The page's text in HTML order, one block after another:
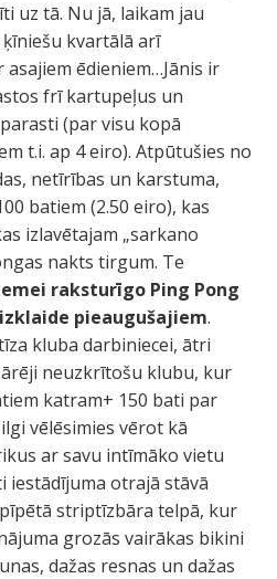
uz tā. Nu jā, laikam jau
kvartālā arī
ēdieniem…Jānis ir
frī kartupeļus un
(par visu kopā
t.i. ap 4 eiro). Atpūtušies no
netīrības un karstuma,
batiem (2.50 eiro), kas
izlavētajam „sarkano
nakts tirgum. Te
raksturīgo Ping Pong
pieaugušajiem.
kluba darbiniecei, ātri
neuzkrītošu klubu, kur
katram+ 150 bati par
vēlēsimies vērot kā
ar savu intīmāko vietu
iestādījuma otrajā stāvā
striptīzbāra telpā, kur
grozās vairākas bikini
dažas resnas un dažas